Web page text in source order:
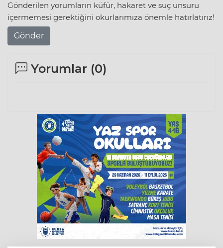
Gönderilen yorumların küfür, hakaret ve suç unsuru
içermemesi gerektiğini okurlarımıza önemle hatırlatırız!
Gönder
Yorumlar (0)